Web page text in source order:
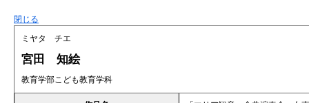
閉じる
ミヤタ チエ
宮田 知絵
教育学部こども教育学科